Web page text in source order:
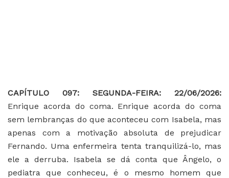
CAPÍTULO 097: SEGUNDA-FEIRA: 22/06/2026:
Enrique acorda do coma. Enrique acorda do coma
sem lembranças do que aconteceu com Isabela, mas
apenas com a motivação absoluta de prejudicar
Fernando. Uma enfermeira tenta tranquilizá-lo, mas
ele a derruba. Isabela se dá conta que Ângelo, o
pediatra que conheceu, é o mesmo homem que